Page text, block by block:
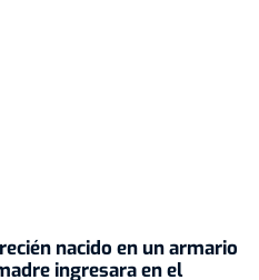
nacido en un armario
ingresara en el